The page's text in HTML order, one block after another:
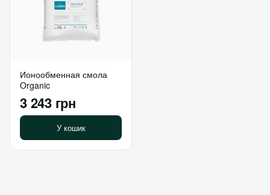
Ионообменная смола
Organic
3 243 грн
У кошик